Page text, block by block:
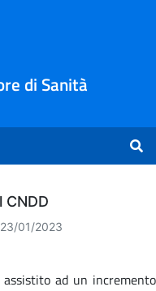
di Sanità
01/2023
ad un incremento